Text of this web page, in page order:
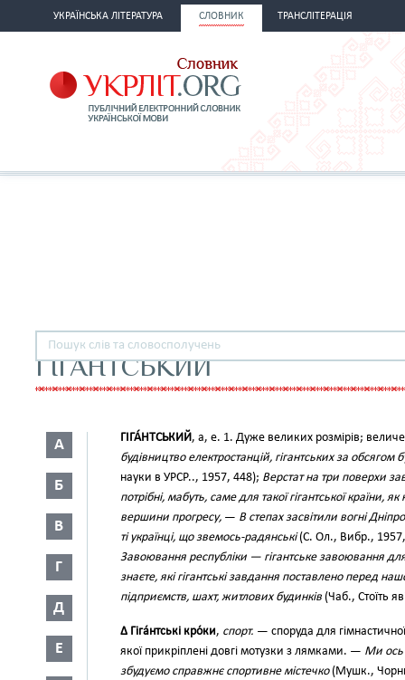
УКРАЇНСЬКА ЛІТЕРАТУРА СЛОВНИК ТРАНСЛІТЕРАЦІЯ
ГІГАНТСЬКИЙ
А
Б
В
Г
Д
Е
ГІГА́НТСЬКИЙ, а, е. 1. Дуже великих розмірів;
будівництво електростанцій, гігантських за обсягом
науки в УРСР.., 1957, 448); Верстат на три поверхи
потрібні, мабуть, саме для такої гігантської країни,
вершини прогресу, — В степах засвітили вогні
ті українці, що звемось-радянські(С. Ол., Вибр.,
Завоювання республіки — гігантське завоювання
знаєте, які гігантські завдання поставлено перед
підприємств, шахт, житлових будинків (Чаб., Стоїть
∆ Гіга́нтські кро́ки, спорт. — споруда для
якої прикріплені довгі мотузки з лямками. — Ми ось
збудуємо справжнє спортивне містечко(Мушк.,